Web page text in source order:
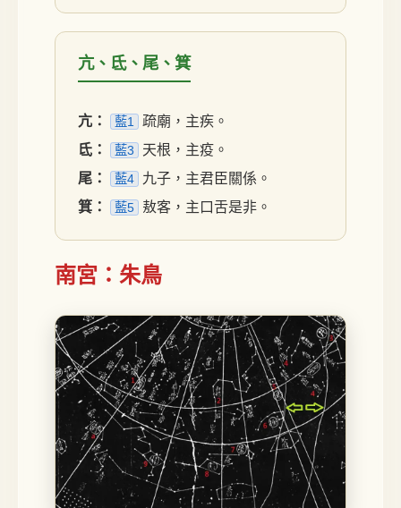
亢、氐、尾、箕
亢： 藍1
疏廟，主疾。
氐：
藍3
天根，主疫。
尾：
藍4
九子，主君臣關係。
箕：
藍5 敖客，主口舌是非。
南宮：朱鳥